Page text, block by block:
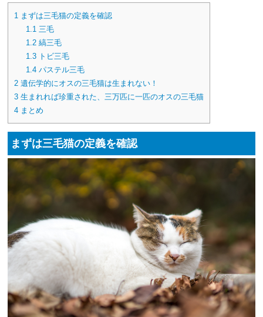
1 まずは三毛猫の定義を確認
1.1 三毛
1.2 縞三毛
1.3 トビ三毛
1.4 パステル三毛
2 遺伝学的にオスの三毛猫は生まれない！
3 生まれれば珍重された、三万匹に一匹のオスの三毛猫
4 まとめ
まずは三毛猫の定義を確認